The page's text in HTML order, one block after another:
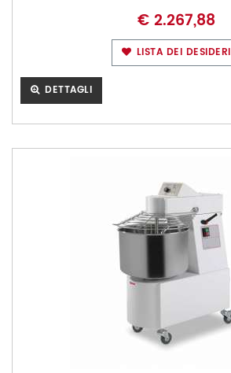
€ 2.267,88
LISTA DEI DESIDERI
DETTAGLI